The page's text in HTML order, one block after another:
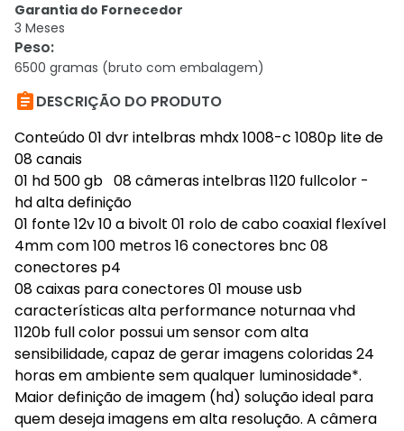
Garantia do Fornecedor
3 Meses
Peso:
6500 gramas (bruto com embalagem)
DESCRIÇÃO DO PRODUTO
Conteúdo 01 dvr intelbras mhdx 1008-c 1080p lite de
08 canais
01 hd 500 gb 08 câmeras intelbras 1120 fullcolor -
hd alta definição
01 fonte 12v 10 a bivolt 01 rolo de cabo coaxial flexível
4mm com 100 metros 16 conectores bnc 08
conectores p4
08 caixas para conectores 01 mouse usb
características alta performance noturnaa vhd
1120b full color possui um sensor com alta
sensibilidade, capaz de gerar imagens coloridas 24
horas em ambiente sem qualquer luminosidade*.
Maior definição de imagem (hd) solução ideal para
quem deseja imagens em alta resolução. A câmera